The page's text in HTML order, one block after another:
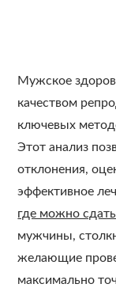
Мужское
качеством
ключевых
Этот анализ
отклонения,
эффективное
где можно
мужчины,
желающие
максимально